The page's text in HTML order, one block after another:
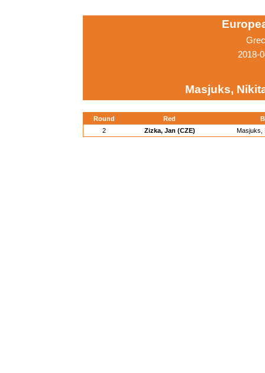
2018-
Masjuks,
Round Red
2
Zizka, Jan (CZE) Masjuks,